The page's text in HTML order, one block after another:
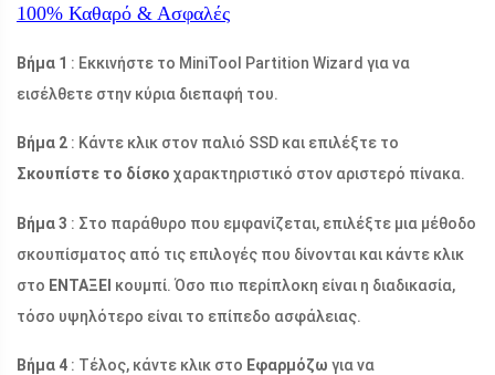
100% Καθαρό & Ασφαλές
Βήμα 1 : Εκκινήστε το MiniTool Partition Wizard για να
εισέλθετε στην κύρια διεπαφή του.
Βήμα 2 : Κάντε κλικ στον παλιό SSD και επιλέξτε το
Σκουπίστε το δίσκο χαρακτηριστικό στον αριστερό πίνακα.
Βήμα 3 : Στο παράθυρο που εμφανίζεται, επιλέξτε μια μέθοδο
σκουπίσματος από τις επιλογές που δίνονται και κάντε κλικ
στο ΕΝΤΑΞΕΙ κουμπί. Όσο πιο περίπλοκη είναι η διαδικασία,
τόσο υψηλότερο είναι το επίπεδο ασφάλειας.
Βήμα 4 : Τέλος, κάντε κλικ στο Εφαρμόζω για να